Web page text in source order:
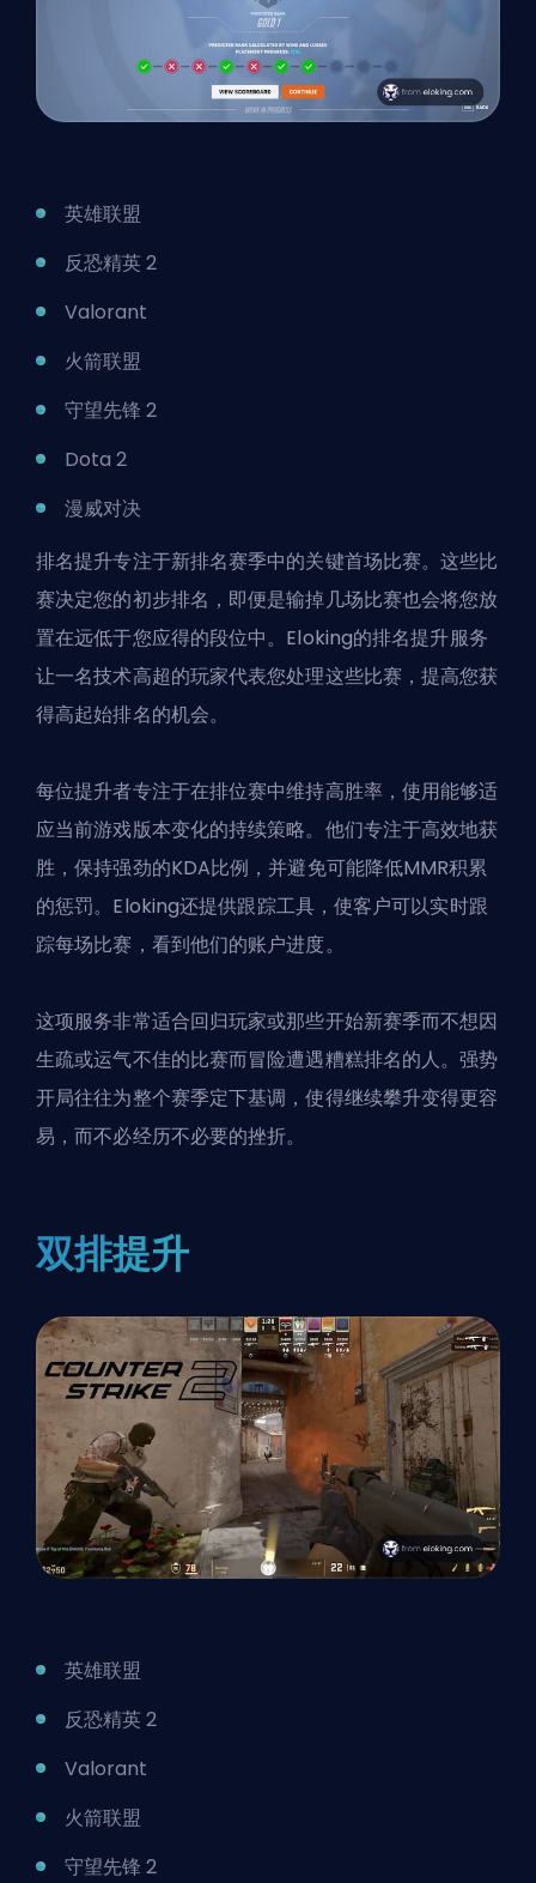
英雄联盟
反恐精英 2
Valorant
火箭联盟
守望先锋 2
Dota 2
漫威对决
排名提升专注于新排名赛季中的关键首场比赛。这些比
赛决定您的初步排名，即便是输掉几场比赛也会将您放
置在远低于您应得的段位中。Eloking的排名提升服务
让一名技术高超的玩家代表您处理这些比赛，提高您获
得高起始排名的机会。
每位提升者专注于在排位赛中维持高胜率，使用能够适
应当前游戏版本变化的持续策略。他们专注于高效地获
胜，保持强劲的KDA比例，并避免可能降低MMR积累
的惩罚。Eloking还提供跟踪工具，使客户可以实时跟
踪每场比赛，看到他们的账户进度。
这项服务非常适合回归玩家或那些开始新赛季而不想因
生疏或运气不佳的比赛而冒险遭遇糟糕排名的人。强势
开局往往为整个赛季定下基调，使得继续攀升变得更容
易，而不必经历不必要的挫折。
双排提升
英雄联盟
反恐精英 2
Valorant
火箭联盟
守望先锋 2